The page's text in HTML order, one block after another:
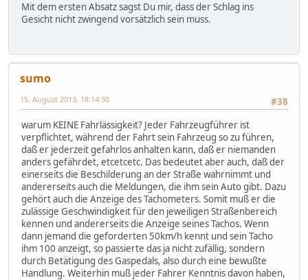
Mit dem ersten Absatz sagst Du mir, dass der Schlag ins
Gesicht nicht zwingend vorsätzlich sein muss.
sumo
#38
15. August 2013, 18:14:30
warum KEINE Fahrlässigkeit? Jeder Fahrzeugführer ist
verpflichtet, während der Fahrt sein Fahrzeug so zu führen,
daß er jederzeit gefahrlos anhalten kann, daß er niemanden
anders gefährdet, etcetcetc. Das bedeutet aber auch, daß der
einerseits die Beschilderung an der Straße wahrnimmt und
andererseits auch die Meldungen, die ihm sein Auto gibt. Dazu
gehört auch die Anzeige des Tachometers. Somit muß er die
zulässige Geschwindigkeit für den jeweiligen Straßenbereich
kennen und andererseits die Anzeige seines Tachos. Wenn
dann jemand die geforderten 50km/h kennt und sein Tacho
ihm 100 anzeigt, so passierte das ja nicht zufällig, sondern
durch Betätigung des Gaspedals, also durch eine bewußte
Handlung. Weiterhin muß jeder Fahrer Kenntnis davon haben,